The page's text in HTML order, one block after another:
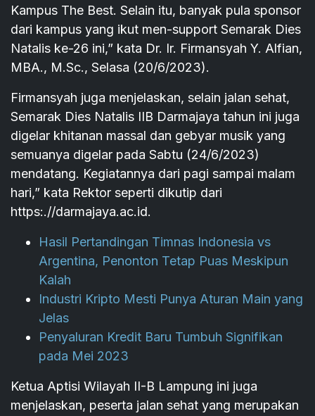
Kampus The Best. Selain itu, banyak pula sponsor
dari kampus yang ikut men-support Semarak Dies
Natalis ke-26 ini,” kata Dr. Ir. Firmansyah Y. Alfian,
MBA., M.Sc., Selasa (20/6/2023).
Firmansyah juga menjelaskan, selain jalan sehat,
Semarak Dies Natalis IIB Darmajaya tahun ini juga
digelar khitanan massal dan gebyar musik yang
semuanya digelar pada Sabtu (24/6/2023)
mendatang. Kegiatannya dari pagi sampai malam
hari,” kata Rektor seperti dikutip dari
https:.//darmajaya.ac.id.
Hasil Pertandingan Timnas Indonesia vs
Argentina, Penonton Tetap Puas Meskipun
Kalah
Industri Kripto Mesti Punya Aturan Main yang
Jelas
Penyaluran Kredit Baru Tumbuh Signifikan
pada Mei 2023
Ketua Aptisi Wilayah II-B Lampung ini juga
menjelaskan, peserta jalan sehat yang merupakan